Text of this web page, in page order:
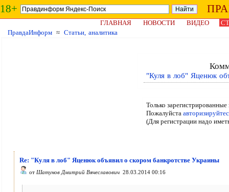
18+
ГЛАВНАЯ НОВОСТИ ВИДЕО
ПравдаИнформ ≈ Статьи, аналитика
"Куля в лоб" Яценюк
Только
Пожалуйста
(Для регистрации надо
Re: "Куля в лоб" Яценюк объявил о скором банкротстве Украины
от Шатунов Дмитрий Вячеславович 28.03.2014 00:16